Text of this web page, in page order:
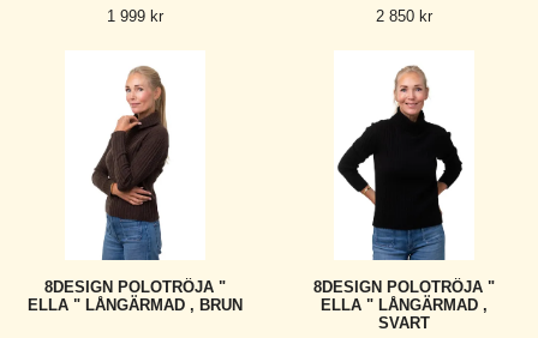
1 999 kr
2 850 kr
8DESIGN POLOTRÖJA "
ELLA " LÅNGÄRMAD , BRUN
8DESIGN POLOTRÖJA "
ELLA " LÅNGÄRMAD ,
SVART